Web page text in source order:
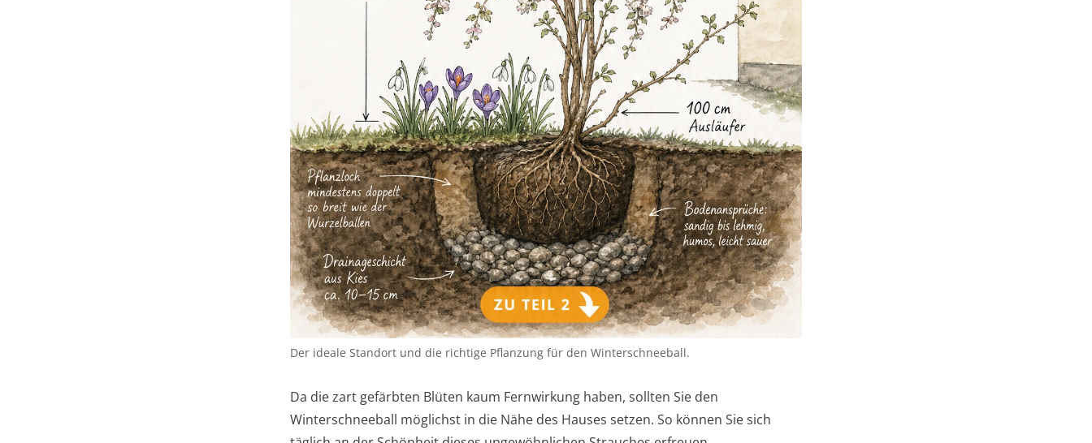
Der ideale Standort und die richtige Pflanzung für den Winterschneeball.
Da die zart gefärbten Blüten kaum Fernwirkung haben, sollten Sie den
Winterschneeball möglichst in die Nähe des Hauses setzen. So können Sie sich